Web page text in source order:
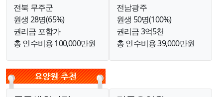
전북 무주군
원생 28명(65%)
권리금 포함가
총 인수비용 100,000만원
전남광주
원생 50명(100%)
권리금 3억5천
총 인수비용 39,000만원